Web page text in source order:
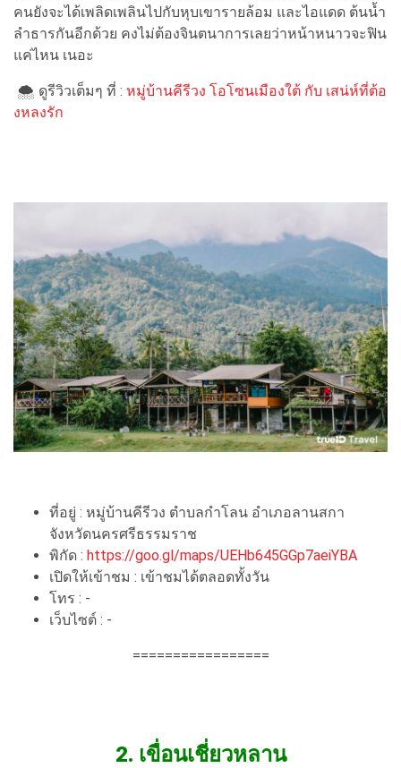
คนยังจะได้เพลิดเพลินไปกับหุบเขารายล้อม และไอแดด ต้นน้ำ
ลำธารกันอีกด้วย คงไม่ต้องจินตนาการเลยว่าหน้าหนาวจะฟิน
แค่ไหน เนอะ
🌨 ดูรีวิวเต็มๆ ที่ : หมู่บ้านคีรีวง โอโซนเมืองใต้ กับ เสน่ห์ที่ต้อ
งหลงรัก
ที่อยู่ : หมู่บ้านคีรีวง ตำบลกำโลน อำเภอลานสกา
จังหวัดนครศรีธรรมราช
พิกัด : https://goo.gl/maps/UEHb645GGp7aeiYBA
เปิดให้เข้าชม : เข้าชมได้ตลอดทั้งวัน
โทร : -
เว็บไซต์ : -
=================
2. เขื่อนเชี่ยวหลาน